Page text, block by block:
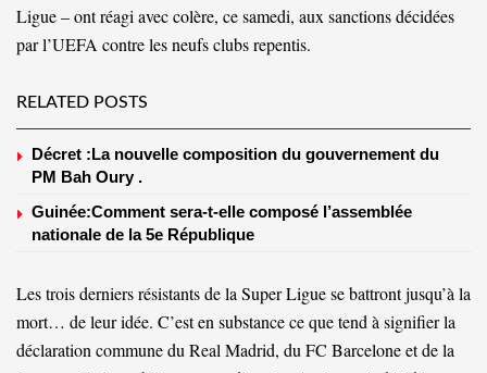
Ligue – ont réagi avec colère, ce samedi, aux sanctions décidées
par l’UEFA contre les neufs clubs repentis.
RELATED POSTS
Décret :La nouvelle composition du gouvernement du
PM Bah Oury .
Guinée:Comment sera-t-elle composé l’assemblée
nationale de la 5e République
Les trois derniers résistants dela Super Liguese battront jusqu’à la
mort… de leur idée. C’est en substance ce que tend à signifier la
déclaration commune du Real Madrid, du FC Barcelone et de la